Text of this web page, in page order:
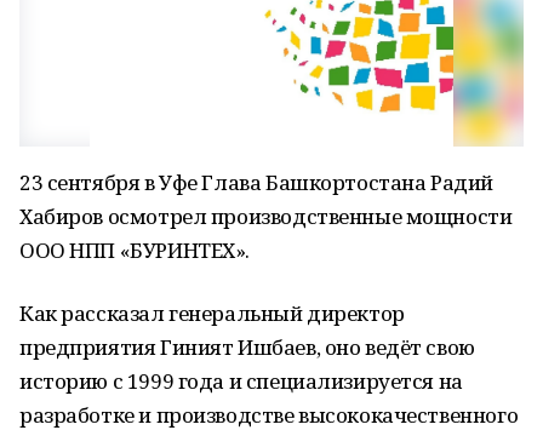
23 сентября в Уфе Глава Башкортостана Радий
Хабиров осмотрел производственные мощности
ООО НПП «БУРИНТЕХ».
Как рассказал генеральный директор
предприятия Гиният Ишбаев, оно ведёт свою
историю с 1999 года и специализируется на
разработке и производстве высококачественного